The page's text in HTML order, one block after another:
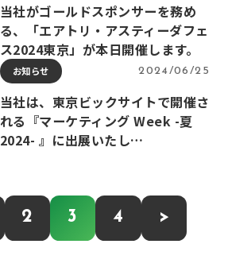
当社がゴールドスポンサーを務め
る、「エアトリ・アスティーダフェ
ス2024東京」が本日開催します。
お知らせ 2024/06/25
当社は、東京ビックサイトで開催さ
れる『マーケティング Week -夏
2024- 』に出展いたし…
2 3 4 >